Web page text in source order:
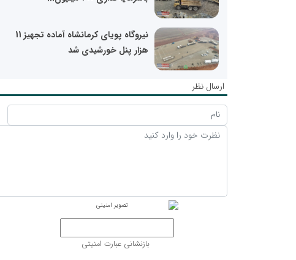
نیروگاه پویای کرمانشاه آماده تجهیز 11
هزار پنل خورشیدی شد
ارسال نظر
بازنشانی عبارت امنیتی